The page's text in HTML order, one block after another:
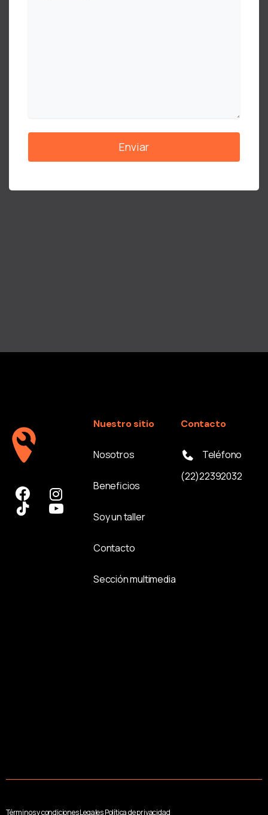
Nuestro sitio
Nosotros
Beneficios
Soy un taller
Contacto
Sección multimedia
Contacto
Teléfono
(22)22392032
Términos y condiciones Legales Política de privacidad